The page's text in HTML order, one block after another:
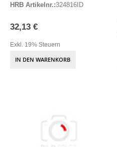
HRB Artikelnr.:324816ID
32,13 €
Exkl. 19% Steuern
IN DEN WARENKORB